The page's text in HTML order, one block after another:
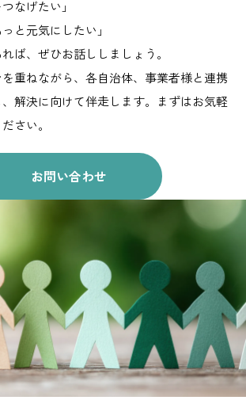
なげたい」
と元気にしたい」
ば、ぜひお話ししましょう。
重ねながら、 各自治体、事業者様と連携
解決に向けて伴走します。
まずはお気軽
さい。
お問い合わせ